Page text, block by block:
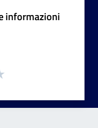
informazioni